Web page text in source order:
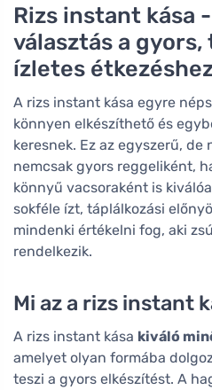
Rizs instant kása
választás a gyors,
ízletes
A rizs instant kása egyre
könnyen elkészíthető és
keresnek. Ez az egyszerű,
nemcsak gyors reggeliként,
könnyű vacsoraként is
sokféle ízt, táplálkozási
mindenki értékelni fog, aki
rendelkezik.
Mi az a rizs instant
A rizs instant kása kiváló
amelyet olyan formába
teszi a gyors elkészítést. A